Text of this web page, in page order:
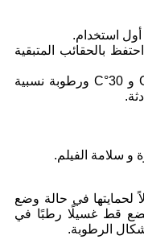
أول استخدام.
بالحقائب المتبقية
تخزين في درجة حرارة تتراوح بين 7°C و 30°C ورطوبة نسبية
و سلامة الفيلم.
في حالة وضع
تضع قط غسيلًا رطبًا في
الرطوبة.